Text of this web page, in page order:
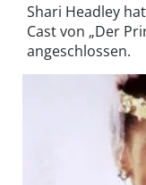
Shari Headley
Cast von „Der
angeschlossen.